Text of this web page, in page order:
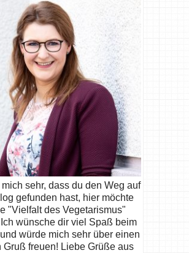
sehr, dass du den Weg auf
gefunden hast, hier möchte
"Vielfalt des Vegetarismus"
wünsche dir viel Spaß beim
würde mich sehr über einen
Gruß freuen! Liebe Grüße aus